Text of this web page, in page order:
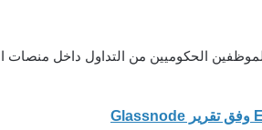
الحكوميين من التداول داخل منصات